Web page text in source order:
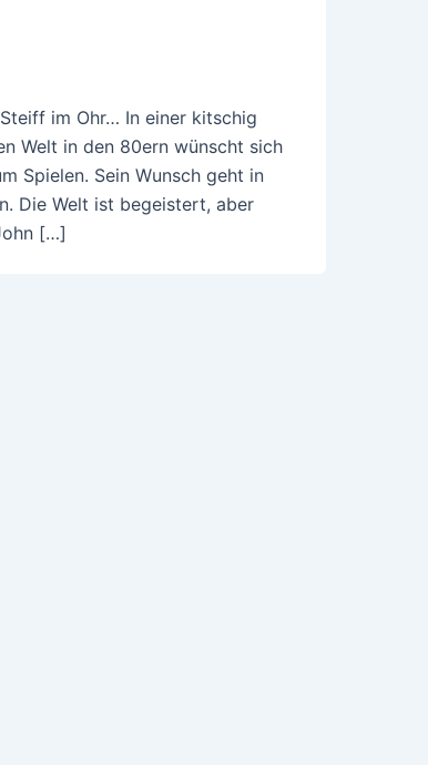
im Ohr… In einer kitschig
Welt in den 80ern wünscht sich
Spielen. Sein Wunsch geht in
Die Welt ist begeistert, aber
[…]